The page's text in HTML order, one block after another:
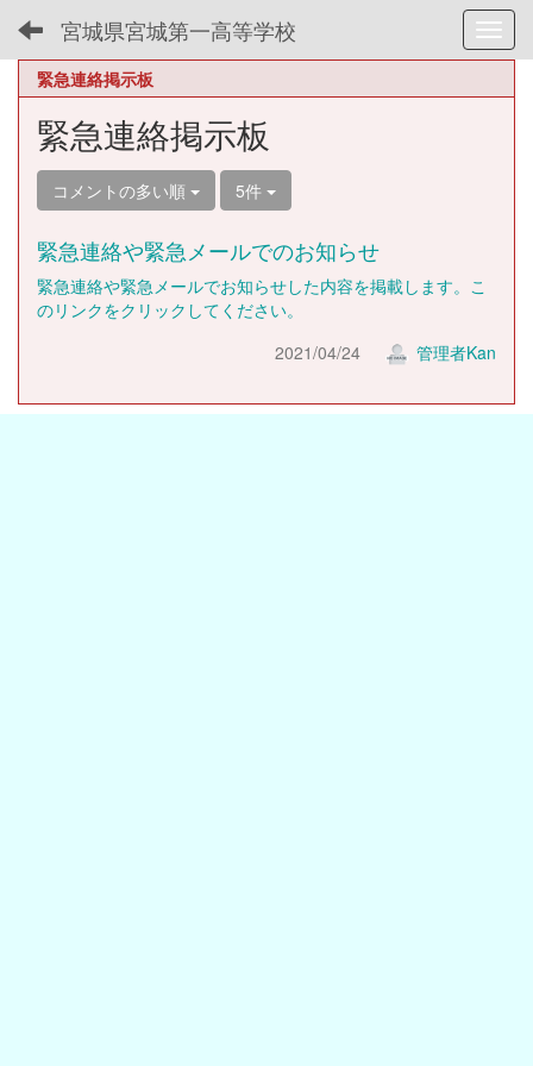
宮城県宮城第一高等学校
緊急連絡掲示板
緊急連絡掲示板
コメントの多い順 5件
緊急連絡や緊急メールでのお知らせ
緊急連絡や緊急メールでお知らせした内容を掲載します。こ
のリンクをクリックしてください。
2021/04/24
管理者Kan